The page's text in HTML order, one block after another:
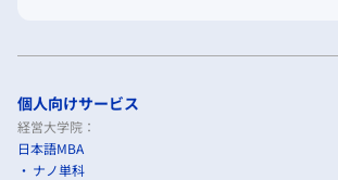
個人向けサービス
経営大学院：
日本語MBA
ナノ単科